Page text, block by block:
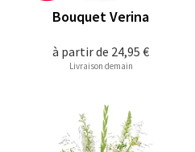
à partir de 24,95 €
Bouquet Verina
Livraison demain